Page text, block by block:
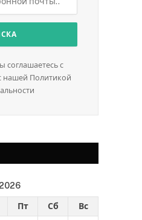
соглашаетесь с
нашей Политикой
Пт Сб
Вс